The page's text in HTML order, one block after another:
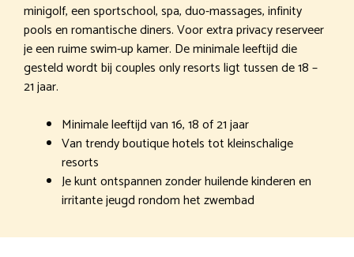
minigolf, een sportschool, spa, duo-massages, infinity
pools en romantische diners. Voor extra privacy reserveer
je een ruime swim-up kamer. De minimale leeftijd die
gesteld wordt bij couples only resorts ligt tussen de 18 –
21 jaar.
Minimale leeftijd van 16, 18 of 21 jaar
Van trendy boutique hotels tot kleinschalige
resorts
Je kunt ontspannen zonder huilende kinderen en
irritante jeugd rondom het zwembad